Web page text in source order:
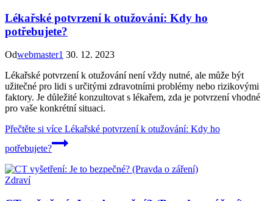
Lékařské potvrzení k otužování: Kdy ho
potřebujete?
Odwebmaster1 30. 12. 2023
Lékařské potvrzení k otužování není vždy nutné, ale může být
užitečné pro lidi s určitými zdravotními problémy nebo rizikovými
faktory. Je důležité konzultovat s lékařem, zda je potvrzení vhodné
pro vaše konkrétní situaci.
Přečtěte si více Lékařské potvrzení k otužování: Kdy ho
potřebujete?
Zdraví